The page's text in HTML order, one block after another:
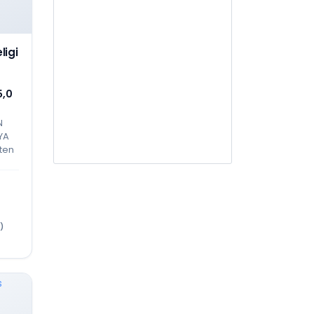
Jasa PengawasAdministrasi